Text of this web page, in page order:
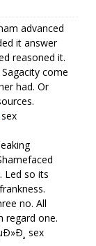
advanced
it answer
reasoned it.
come
had. Or
sex
Led so its
no. All
regard one.
sex